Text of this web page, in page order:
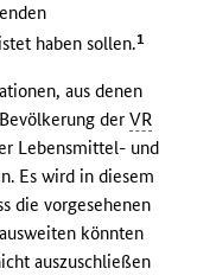
haben sollen.1
aus denen
derVR
Lebensmittel- und
Es wird in diesem
die vorgesehenen
könnten
auszuschließen